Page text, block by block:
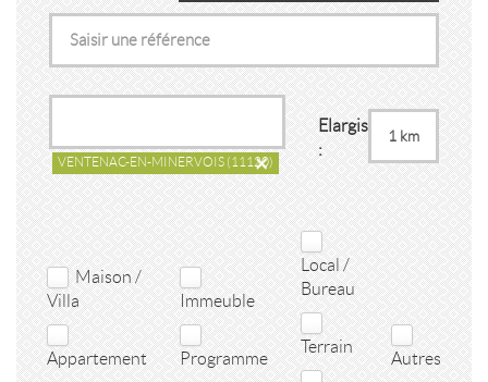
×
VENTENAC-EN-MINERVOIS (11120)
Elargissement
:
Maison /
Villa
Appartement
Immeuble
Programme
Local /
Bureau
Terrain
Autres